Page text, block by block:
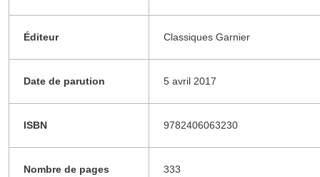
Éditeur Classiques Garnier
Date de parution 5 avril 2017
ISBN 9782406063230
Nombre de pages 333